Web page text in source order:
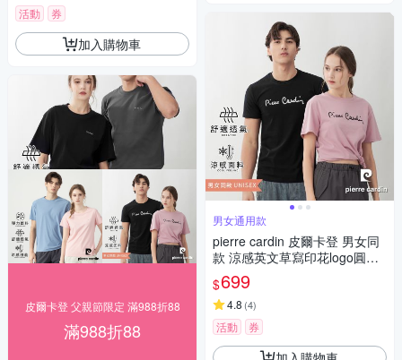
活動 券
加入購物車
皮爾卡登 父親節限定 滿988折88
滿988折88
男女通用款
pierre cardin 皮爾卡登 男女同
款 涼感英文草寫印花logo圓領
短袖T恤(多色任選)
$699
4.8 (4)
活動 券